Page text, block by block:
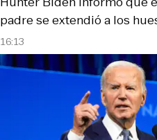
16:13
padre se extendió a los